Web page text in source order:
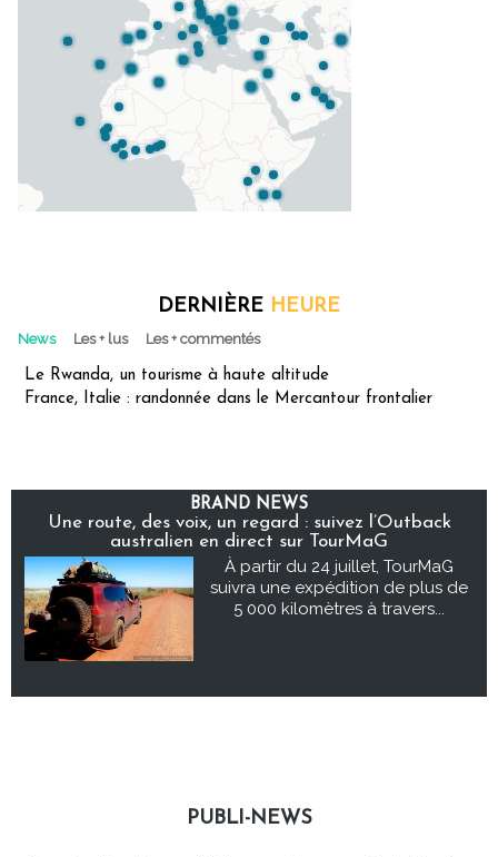
DERNIÈRE HEURE
News Les + lus Les + commentés
Le Rwanda, un tourisme à haute altitude
France, Italie : randonnée dans le Mercantour frontalier
BRAND NEWS
Une route, des voix, un regard : suivez l’Outback
australien en direct sur TourMaG
À partir du 24 juillet, TourMaG
suivra une expédition de plus de
5 000 kilomètres à travers...
PUBLI-NEWS